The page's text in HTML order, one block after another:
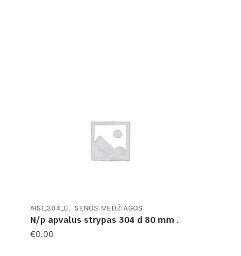
AISI_304_0 ,SENOS MEDŽIAGOS
N/p apvalus strypas 304 d 80 mm .
€0.00